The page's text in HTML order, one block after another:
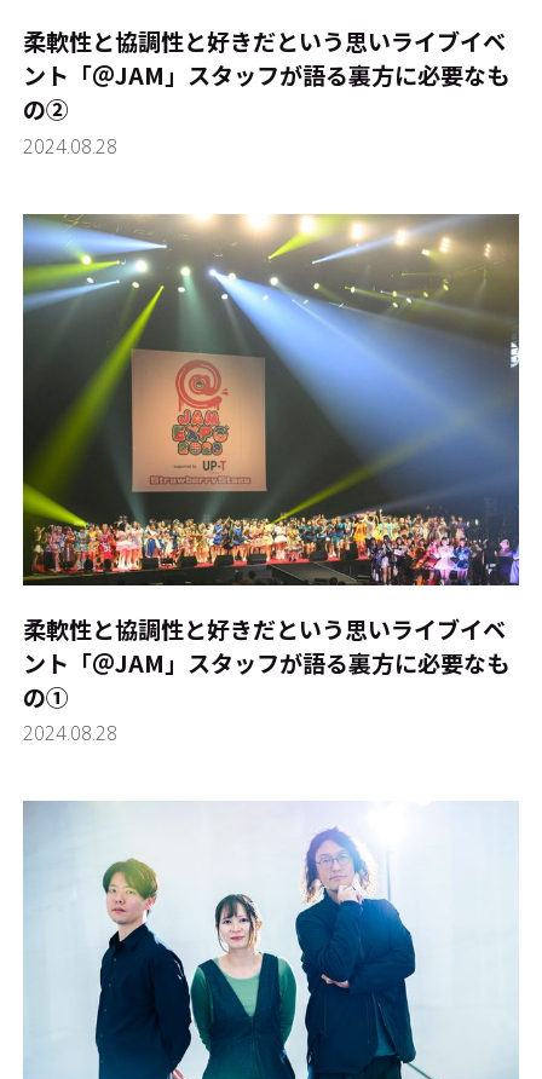
柔軟性と協調性と好きだという思い――ライブイベ
ント「＠JAM」スタッフが語る裏方に必要なも
の②
2024.08.28
柔軟性と協調性と好きだという思い――ライブイベ
ント「＠JAM」スタッフが語る裏方に必要なも
の①
2024.08.28